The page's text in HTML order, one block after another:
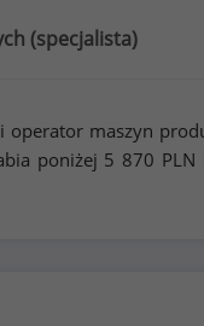
(specjalista)
operator maszyn
poniżej 5 870